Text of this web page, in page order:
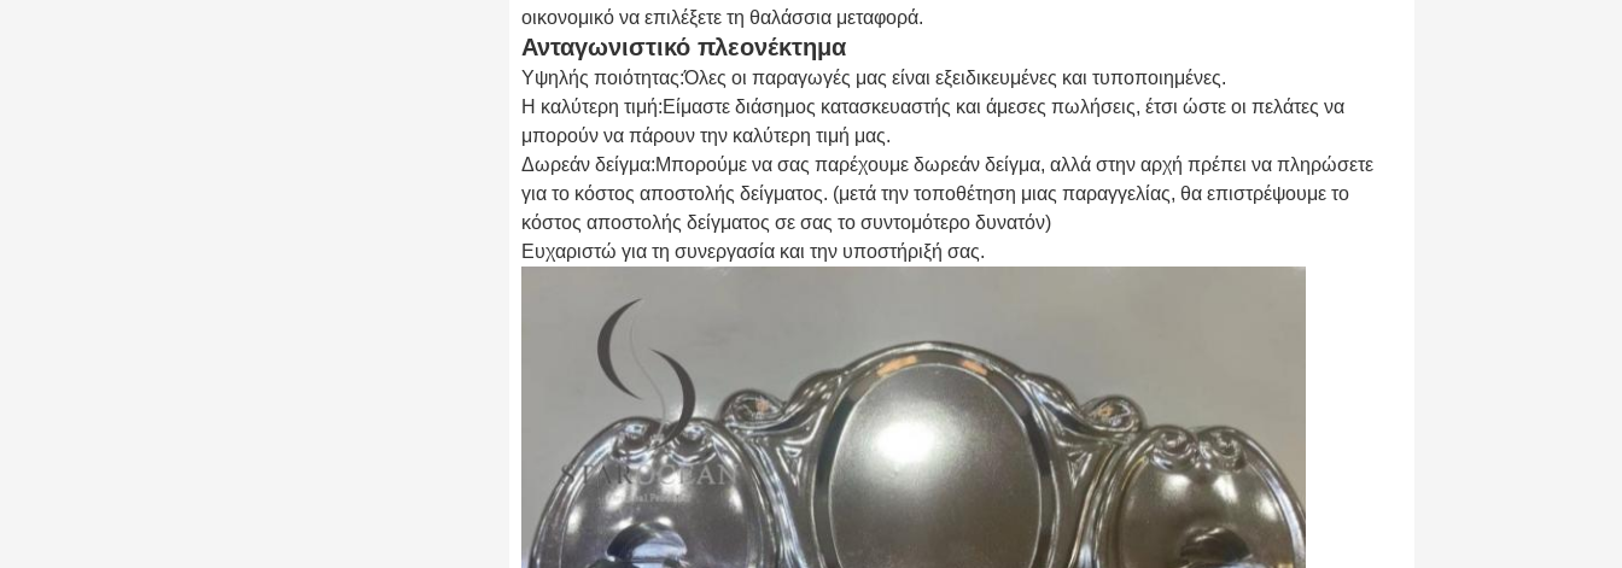
οικονομικό να επιλέξετε τη θαλάσσια μεταφορά.
Ανταγωνιστικό πλεονέκτημα
Υψηλής ποιότητας:Όλες οι παραγωγές μας είναι εξειδικευμένες και τυποποιημένες.
Η καλύτερη τιμή:Είμαστε διάσημος κατασκευαστής και άμεσες πωλήσεις, έτσι ώστε οι πελάτες να
μπορούν να πάρουν την καλύτερη τιμή μας.
Δωρεάν δείγμα:Μπορούμε να σας παρέχουμε δωρεάν δείγμα, αλλά στην αρχή πρέπει να πληρώσετε
για το κόστος αποστολής δείγματος. (μετά την τοποθέτηση μιας παραγγελίας, θα επιστρέψουμε το
κόστος αποστολής δείγματος σε σας το συντομότερο δυνατόν)
Ευχαριστώ για τη συνεργασία και την υποστήριξή σας.